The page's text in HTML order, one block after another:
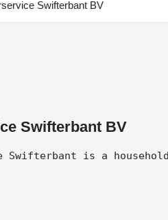
Swifterbant BV
is a